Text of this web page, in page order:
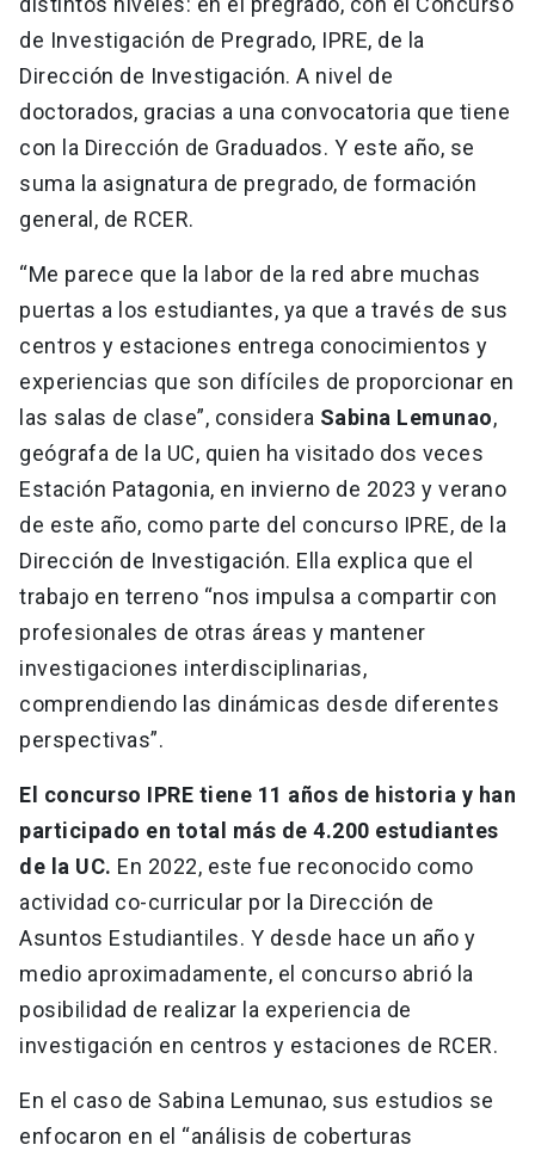
de Investigación de Pregrado, IPRE, de la
Dirección de Investigación. A nivel de
doctorados, gracias a una convocatoria que tiene
con la Dirección de Graduados. Y este año, se
suma la asignatura de pregrado, de formación
general, de RCER.
“Me parece que la labor de la red abre muchas
puertas a los estudiantes, ya que a través de sus
centros y estaciones entrega conocimientos y
experiencias que son difíciles de proporcionar en
las salas de clase”, considera Sabina Lemunao,
geógrafa de la UC, quien ha visitado dos veces
Estación Patagonia, en invierno de 2023 y verano
de este año, como parte del concurso IPRE, de la
Dirección de Investigación. Ella explica que el
trabajo en terreno “nos impulsa a compartir con
profesionales de otras áreas y mantener
investigaciones interdisciplinarias,
comprendiendo las dinámicas desde diferentes
perspectivas”.
El concurso IPRE tiene 11 años de historia y han
participado en total más de 4.200 estudiantes
de la UC. En 2022, este fue reconocido como
actividad co-curricular por la Dirección de
Asuntos Estudiantiles. Y desde hace un año y
medio aproximadamente, el concurso abrió la
posibilidad de realizar la experiencia de
investigación en centros y estaciones de RCER.
En el caso de Sabina Lemunao, sus estudios se
enfocaron en el “análisis de coberturas